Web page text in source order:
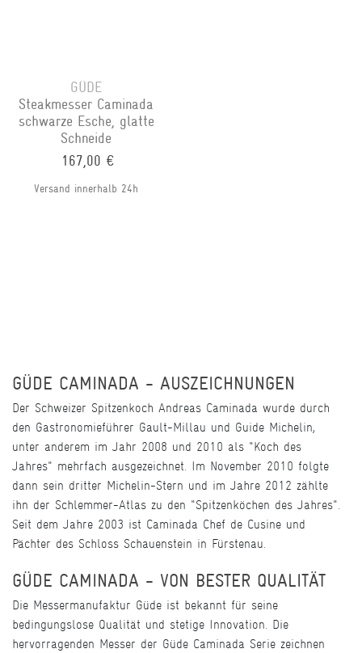
GÜDE
Steakmesser Caminada
schwarze Esche, glatte
Schneide
167,00 €
Versand innerhalb 24h
GÜDE CAMINADA - AUSZEICHNUNGEN
Der Schweizer Spitzenkoch Andreas Caminada wurde durch
den Gastronomieführer Gault-Millau und Guide Michelin,
unter anderem im Jahr 2008 und 2010 als "Koch des
Jahres" mehrfach ausgezeichnet. Im November 2010 folgte
dann sein dritter Michelin-Stern und im Jahre 2012 zählte
ihn der Schlemmer-Atlas zu den "Spitzenköchen des Jahres".
Seit dem Jahre 2003 ist Caminada Chef de Cusine und
Pächter des Schloss Schauenstein in Fürstenau.
GÜDE CAMINADA - VON BESTER QUALITÄT
Die Messermanufaktur Güde ist bekannt für seine
bedingungslose Qualität und stetige Innovation. Die
hervorragenden Messer der Güde Caminada Serie zeichnen